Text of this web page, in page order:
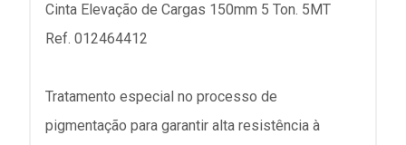
Cinta Elevação de Cargas 150mm 5 Ton. 5MT
Ref. 012464412
Tratamento especial no processo de
pigmentação para garantir alta resistência à